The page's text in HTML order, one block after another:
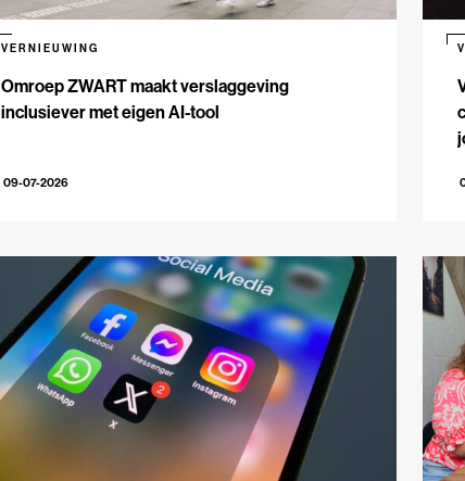
Omroep ZWART maakt verslaggeving
inclusiever met eigen AI-tool
VERNIEUWING
09-07-2026